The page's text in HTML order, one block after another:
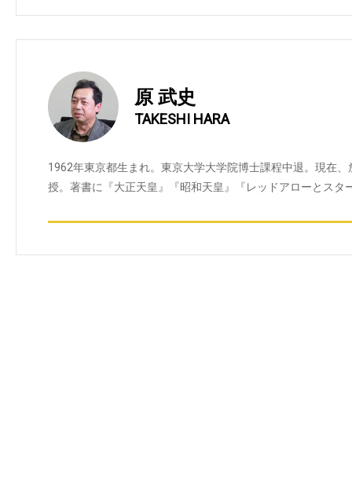
原 武史
TAKESHI HARA
1962年東京都生まれ。東京大学大学院博士課程中退。現在
授。著書に『大正天皇』『昭和天皇』『レッドアローとスタ